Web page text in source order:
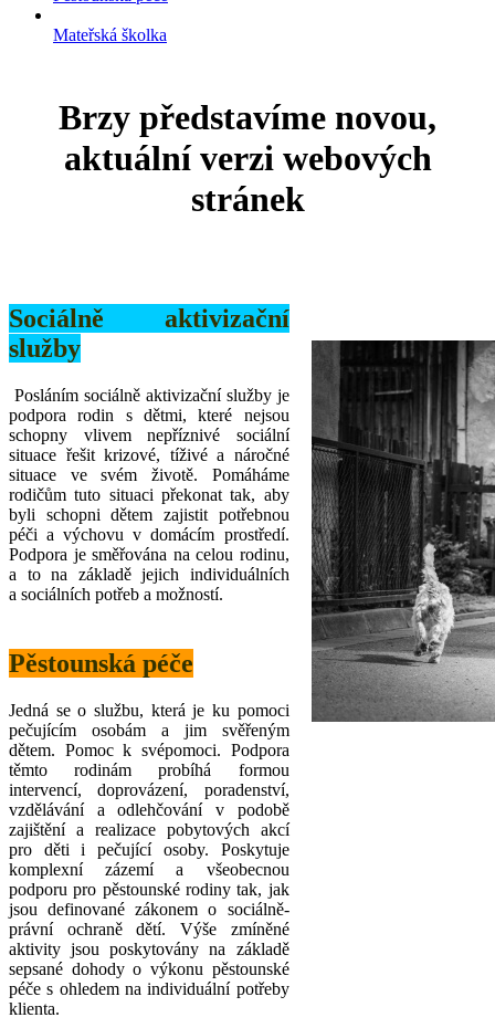
Mateřská školka
Brzy představíme novou,
aktuální verzi webových
stránek
Sociálně aktivizační
služby
Posláním sociálně aktivizační služby je
podpora rodin s dětmi, které nejsou
schopny vlivem nepříznivé sociální
situace řešit krizové, tíživé a náročné
situace ve svém životě. Pomáháme
rodičům tuto situaci překonat tak, aby
byli schopni dětem zajistit potřebnou
péči a výchovu v domácím prostředí.
Podpora je směřována na celou rodinu,
a to na základě jejich individuálních
a sociálních potřeb a možností.
Pěstounská péče
Jedná se o službu, která je ku pomoci
pečujícím osobám a jim svěřeným
dětem. Pomoc k svépomoci. Podpora
těmto rodinám probíhá formou
intervencí, doprovázení, poradenství,
vzdělávání a odlehčování v podobě
zajištění a realizace pobytových akcí
pro děti i pečující osoby. Poskytuje
komplexní zázemí a všeobecnou
podporu pro pěstounské rodiny tak, jak
jsou definované zákonem o sociálně-
právní ochraně dětí. Výše zmíněné
aktivity jsou poskytovány na základě
sepsané dohody o výkonu pěstounské
péče s ohledem na individuální potřeby
klienta.